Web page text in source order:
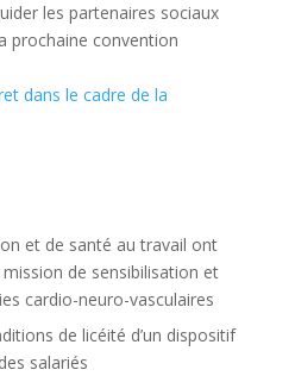
les partenaires sociaux
prochaine convention
dans le cadre de la
et de santé au travail ont
de sensibilisation et
cardio-neuro-vasculaires
de licéité d’un dispositif
salariés